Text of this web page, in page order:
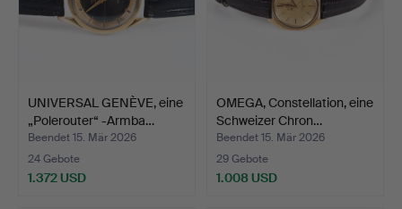
UNIVERSAL GENÈVE, eine
„Polerouter“ -Armba…
Beendet 15. Mär 2026
24 Gebote
1.372 USD
OMEGA, Constellation, eine
Schweizer Chron…
Beendet 15. Mär 2026
29 Gebote
1.008 USD